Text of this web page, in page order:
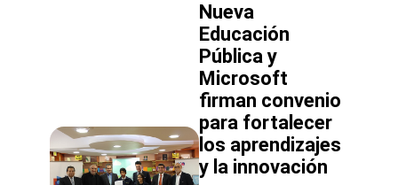
proceso
de
difusión
de
los
mecanismos
de
participación
Nueva
Educación
Pública y
Microsoft
firman convenio
para fortalecer
los aprendizajes
y la innovación